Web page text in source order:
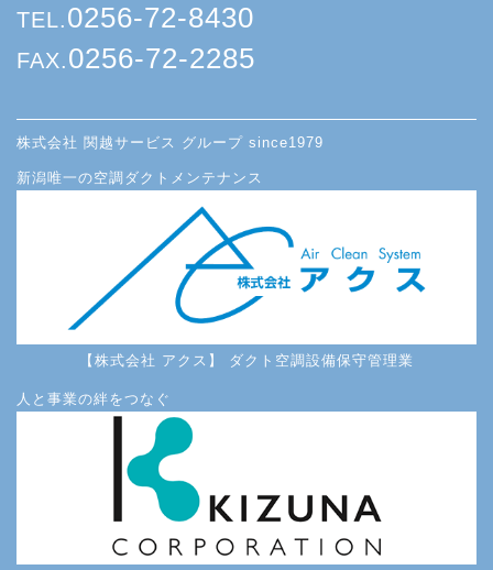
TEL.0256-72-8430
FAX.0256-72-2285
株式会社 関越サービス グループ since1979
新潟唯一の空調ダクトメンテナンス
【株式会社 アクス】 ダクト空調設備保守管理業
人と事業の絆をつなぐ